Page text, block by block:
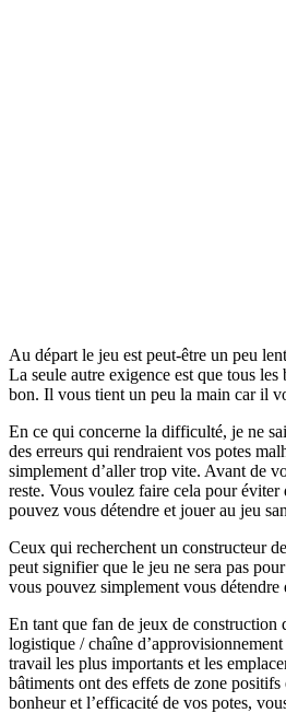
Au départ le jeu est peut-être un peu
La seule autre exigence est que tous
bon. Il vous tient un peu la main car il
En ce qui concerne la difficulté, je ne
des erreurs qui rendraient vos potes
simplement d’aller trop vite. Avant de
reste. Vous voulez faire cela pour
pouvez vous détendre et jouer au jeu
Ceux qui recherchent un constructeur
peut signifier que le jeu ne sera pas
vous pouvez simplement vous détendre
En tant que fan de jeux de construction
logistique / chaîne
travail les plus importants et les
bâtiments ont des effets de zone
bonheur et l’efficacité de vos potes,